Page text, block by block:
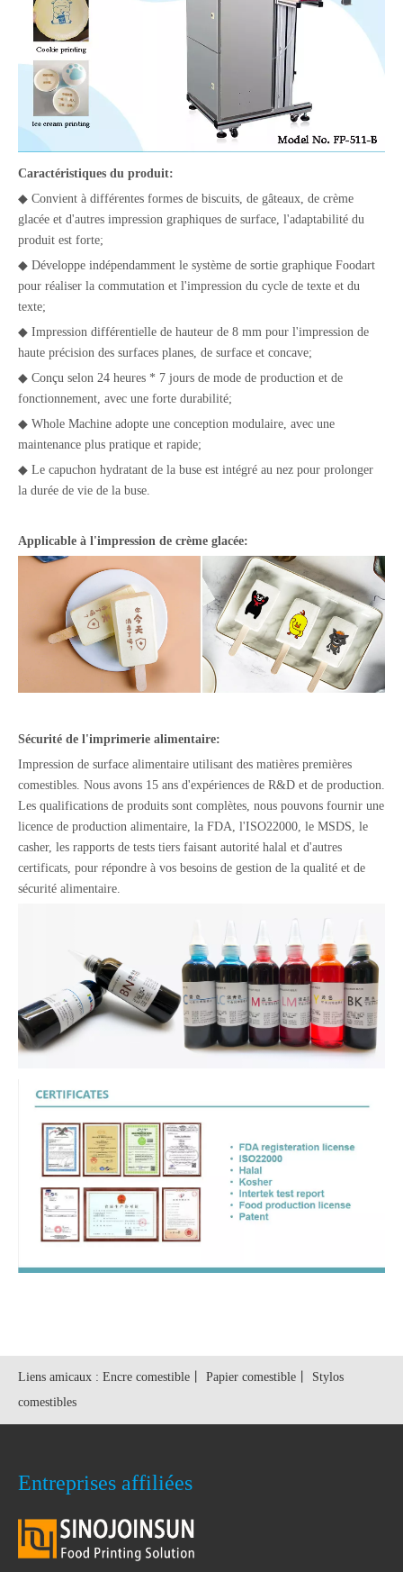
Caractéristiques du produit:
◆ Convient à différentes formes de biscuits, de gâteaux, de crème
glacée et d'autres impression graphiques de surface, l'adaptabilité du
produit est forte;
◆ Développe indépendamment le système de sortie graphique Foodart
pour réaliser la commutation et l'impression du cycle de texte et du
texte;
◆ Impression différentielle de hauteur de 8 mm pour l'impression de
haute précision des surfaces planes, de surface et concave;
◆ Conçu selon 24 heures * 7 jours de mode de production et de
fonctionnement, avec une forte durabilité;
◆ Whole Machine adopte une conception modulaire, avec une
maintenance plus pratique et rapide;
◆ Le capuchon hydratant de la buse est intégré au nez pour prolonger
la durée de vie de la buse.
Applicable à l'impression de crème glacée:
Sécurité de l'imprimerie alimentaire:
Impression de surface alimentaire utilisant des matières premières
comestibles. Nous avons 15 ans d'expériences de R&D et de production.
Les qualifications de produits sont complètes, nous pouvons fournir une
licence de production alimentaire, la FDA, l'ISO22000, le MSDS, le
casher, les rapports de tests tiers faisant autorité halal et d'autres
certificats, pour répondre à vos besoins de gestion de la qualité et de
sécurité alimentaire.
Liens amicaux : Encre comestible Papier comestible
Stylos
comestibles
Entreprises affiliées